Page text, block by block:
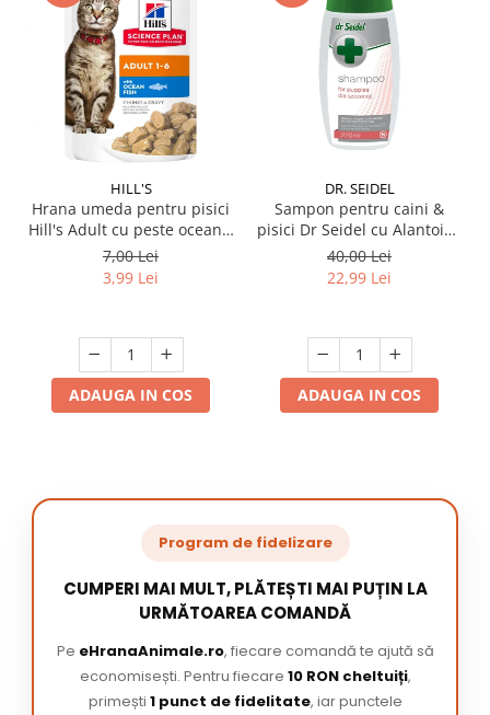
HILL'S
Hrana umeda pentru pisici
Hill's Adult cu peste oceanic
85 gr
7,00 Lei
3,99 Lei
ADAUGA IN COS
DR. SEIDEL
Sampon pentru caini &
pisici Dr Seidel cu Alantoina
220 ml
40,00 Lei
22,99 Lei
ADAUGA IN COS
Program de fidelizare
CUMPERI MAI MULT, PLĂTEȘTI MAI PUȚIN LA
URMĂTOAREA COMANDĂ
Pe eHranaAnimale.ro, fiecare comandă te ajută să
economisești. Pentru fiecare 10 RON cheltuiți,
primești 1 punct de fidelitate, iar punctele